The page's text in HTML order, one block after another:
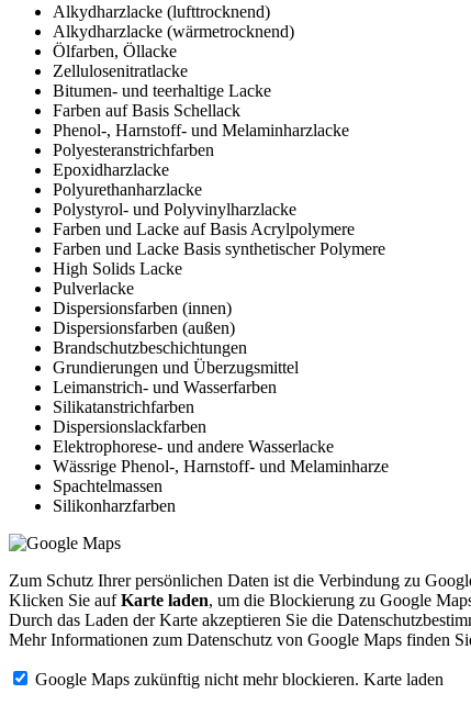
Alkydharzlacke (lufttrocknend)
Alkydharzlacke (wärmetrocknend)
Ölfarben, Öllacke
Zellulosenitratlacke
Bitumen- und teerhaltige Lacke
Farben auf Basis Schellack
Phenol-, Harnstoff- und Melaminharzlacke
Polyesteranstrichfarben
Epoxidharzlacke
Polyurethanharzlacke
Polystyrol- und Polyvinylharzlacke
Farben und Lacke auf Basis Acrylpolymere
Farben und Lacke Basis synthetischer Polymere
High Solids Lacke
Pulverlacke
Dispersionsfarben (innen)
Dispersionsfarben (außen)
Brandschutzbeschichtungen
Grundierungen und Überzugsmittel
Leimanstrich- und Wasserfarben
Silikatanstrichfarben
Dispersionslackfarben
Elektrophorese- und andere Wasserlacke
Wässrige Phenol-, Harnstoff- und Melaminharze
Spachtelmassen
Silikonharzfarben
Zum Schutz Ihrer persönlichen Daten ist die Verbindung zu
Klicken Sie aufKarte laden, um die Blockierung zu Google
Durch das Laden der Karte akzeptieren Sie die
Mehr Informationen zum Datenschutz von Google Maps finden
Google Maps zukünftig nicht mehr blockieren. Karte laden